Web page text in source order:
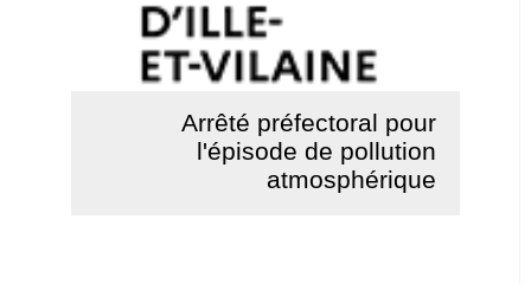
Arrêté préfectoral pour
l'épisode de pollution
atmosphérique